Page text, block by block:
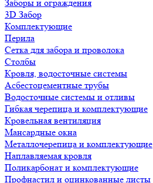
Заборы и ограждения
3D Забор
Комплектующие
Перила
Сетка для забора и проволока
Столбы
Кровля, водосточные системы
Асбестоцементные трубы
Водосточные системы и отливы
Гибкая черепица и комплектующие
Кровельная вентиляция
Мансардные окна
Металлочерепица и комплектующие
Наплавляемая кровля
Поликарбонат и комплектующие
Профнастил и оцинкованные листы